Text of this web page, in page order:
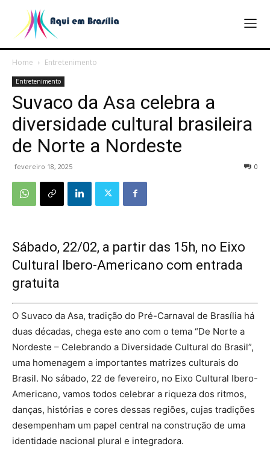
Home Entretenimento
Entretenimento
Suvaco da Asa celebra a
diversidade cultural brasileira
de Norte a Nordeste
fevereiro 18, 2025 0
Sábado, 22/02, a partir das 15h, no Eixo
Cultural Ibero-Americano com entrada
gratuita
O Suvaco da Asa, tradição do Pré-Carnaval de Brasília há
duas décadas, chega este ano com o tema “De Norte a
Nordeste – Celebrando a Diversidade Cultural do Brasil”,
uma homenagem a importantes matrizes culturais do
Brasil. No sábado, 22 de fevereiro, no Eixo Cultural Ibero-
Americano, vamos todos celebrar a riqueza dos ritmos,
danças, histórias e cores dessas regiões, cujas tradições
desempenham um papel central na construção de uma
identidade nacional plural e integradora.